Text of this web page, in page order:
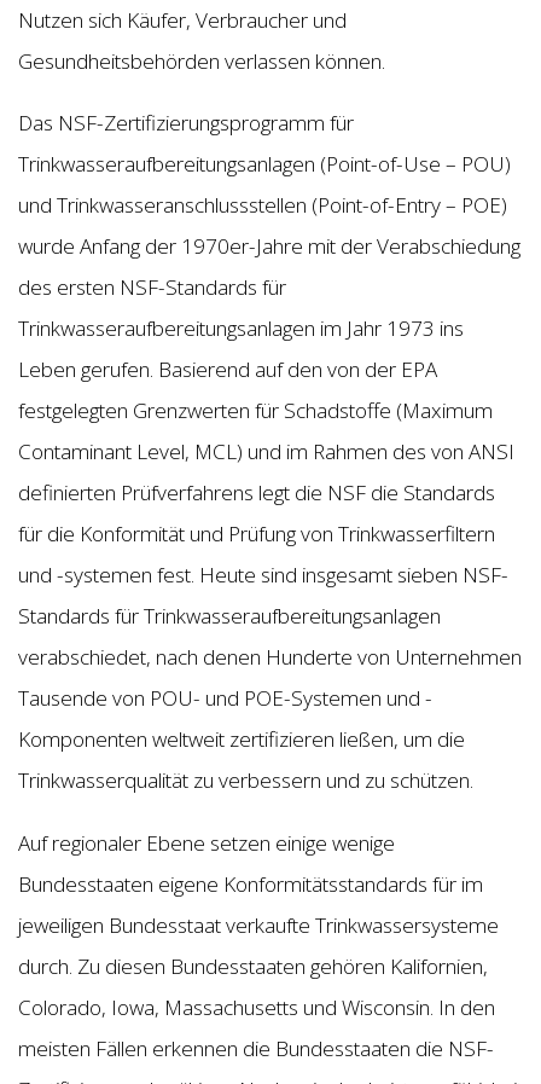
Nutzen sich Käufer, Verbraucher und
Gesundheitsbehörden verlassen können.
Das NSF-Zertifizierungsprogramm für
Trinkwasseraufbereitungsanlagen (Point-of-Use – POU)
und Trinkwasseranschlussstellen (Point-of-Entry – POE)
wurde Anfang der 1970er-Jahre mit der Verabschiedung
des ersten NSF-Standards für
Trinkwasseraufbereitungsanlagen im Jahr 1973 ins
Leben gerufen. Basierend auf den von der EPA
festgelegten Grenzwerten für Schadstoffe (Maximum
Contaminant Level, MCL) und im Rahmen des von ANSI
definierten Prüfverfahrens legt die NSF die Standards
für die Konformität und Prüfung von Trinkwasserfiltern
und -systemen fest. Heute sind insgesamt sieben NSF-
Standards für Trinkwasseraufbereitungsanlagen
verabschiedet, nach denen Hunderte von Unternehmen
Tausende von POU- und POE-Systemen und -
Komponenten weltweit zertifizieren ließen, um die
Trinkwasserqualität zu verbessern und zu schützen.
Auf regionaler Ebene setzen einige wenige
Bundesstaaten eigene Konformitätsstandards für im
jeweiligen Bundesstaat verkaufte Trinkwassersysteme
durch. Zu diesen Bundesstaaten gehören Kalifornien,
Colorado, Iowa, Massachusetts und Wisconsin. In den
meisten Fällen erkennen die Bundesstaaten die NSF-